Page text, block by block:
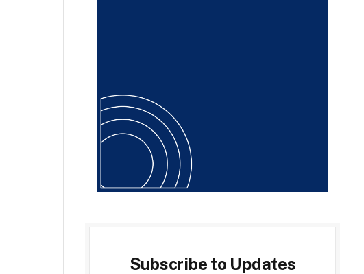
Subscribe to Updates